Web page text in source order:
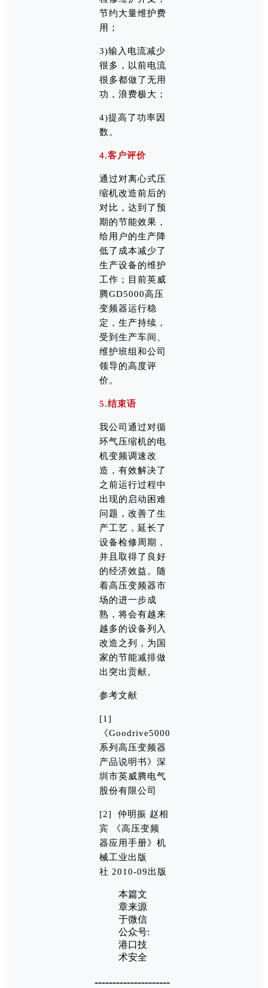
节约大量维护费
用；
3)输入电流减少
很多，以前电流
很多都做了无用
功，浪费极大；
4)提高了功率因
数。
4.客户评价
通过对离心式压
缩机改造前后的
对比，达到了预
期的节能效果，
给用户的生产降
低了成本减少了
生产设备的维护
工作；目前英威
腾GD5000高压
变频器运行稳
定，生产持续，
受到生产车间、
维护班组和公司
领导的高度评
价。
5.结束语
我公司通过对循
环气压缩机的电
机变频调速改
造，有效解决了
之前运行过程中
出现的启动困难
问题，改善了生
产工艺，延长了
设备检修周期，
并且取得了良好
的经济效益。随
着高压变频器市
场的进一步成
熟，将会有越来
越多的设备列入
改造之列，为国
家的节能减排做
出突出贡献。
参考文献
[1]
《Goodrive5000
系列高压变频器
产品说明书》深
圳市英威腾电气
股份有限公司
[2] 仲明振 赵相
宾 《高压变频
器应用手册》机
械工业出版
社 2010-09出版
本篇文
章来源
于微信
公众号:
港口技
术安全
---------------------